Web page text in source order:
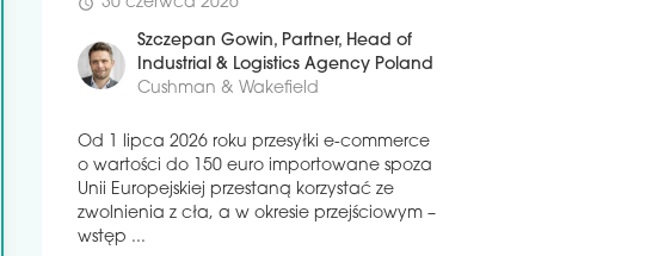
powierzchni dystrybucyjnej w nowo
kompleksu CTPark Louny II w Czechach.
schedule 30 lipca 2026
BYDGOSZCZY
Firma CTP ogłosiła start nowej inwestycji o
nazwie CTPark Bydgoszcz. Nowoczesny
kompleks przemysłowo-logistyczny zaoferuje
łącznie ponad 51 tys. mkw. powierzchni.
Szczepan Gowin, Partner, Head of
Industrial & Logistics Agency Poland
Od 1 lipca 2026 roku przesyłki e-commerce
o wartości do 150 euro importowane spoza
Unii Europejskiej przestaną korzystać ze
zwolnienia z cła, a w okresie przejściowym –